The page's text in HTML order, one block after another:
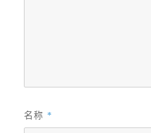
名称 *